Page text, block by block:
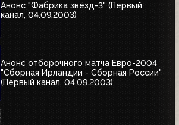
Анонс "Фабрика звёзд-3" (Первый
канал, 04.09.2003)
Анонс отборочного матча Евро-2004
"Сборная Ирландии - Сборная России"
(Первый канал, 04.09.2003)